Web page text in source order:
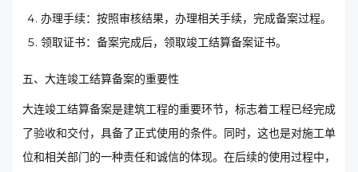
办理手续：按照审核结果，办理相关手续，完成备案过程。
领取证书：备案完成后，领取竣工结算备案证书。
五、大连竣工结算备案的重要性
大连竣工结算备案是建筑工程的重要环节，标志着工程已经完成
了验收和交付，具备了正式使用的条件。同时，这也是对施工单
位和相关部门的一种责任和诚信的体现。在后续的使用过程中，